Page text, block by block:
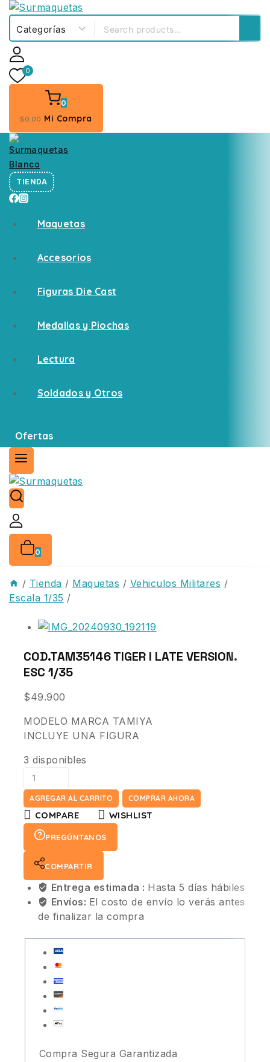
0
0
$0 .00 Mi Compra
TIENDA
Maquetas
Accesorios
Figuras Die Cast
Medallas y Piochas
Lectura
Soldados y Otros
Ofertas
0
/ Tienda / Maquetas / Vehiculos Militares /
Escala 1/35 /
COD.TAM35146 TIGER I LATE VERSION.
ESC 1/35
$49.900
MODELO MARCA TAMIYA
INCLUYE UNA FIGURA
3 disponibles
AGREGAR AL CARRITO COMPRAR AHORA
COMPARE WISHLIST
PREGÚNTANOS
COMPARTIR
Entrega estimada : Hasta 5 días hábiles
Envíos: El costo de envío lo verás antes
de finalizar la compra
Compra Segura Garantizada